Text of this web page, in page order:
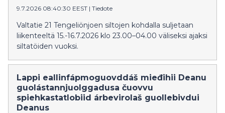
9.7.2026 08:40:30 EEST | Tiedote
Valtatie 21 Tengeliönjoen siltojen kohdalla suljetaan
liikenteeltä 15.-16.7.2026 klo 23.00–04.00 väliseksi ajaksi
siltatöiden vuoksi.
Lappi eallinfápmoguovddáš mieđihii Deanu
guolástannjuolggadusa čuovvu
spiehkastatlobiid árbevirolaš guollebivdui
Deanus